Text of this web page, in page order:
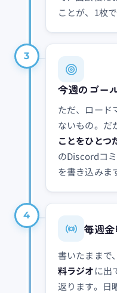
ことが、1枚
3
今週のゴー
ただ、ロード
ないもの。だ
ことをひとつ
のDiscordコ
を書き込みま
4
毎週
書いたままで
料ラジオに出
返ります。日